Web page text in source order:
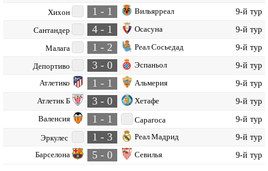
Хихон 1 - 1 Вильярреал 9-й тур
Сантандер 4 - 1 Осасуна 9-й тур
Малага 1 - 2 Реал Сосьедад 9-й тур
Депортиво 3 - 0 Эспаньол 9-й тур
Атлетико 1 - 1 Альмерия 9-й тур
Атлетик Б 3 - 0 Хетафе 9-й тур
Валенсия 1 - 1 Сарагоса 9-й тур
Эркулес 1 - 3 Реал Мадрид 9-й тур
Барселона 5 - 0 Севилья 9-й тур